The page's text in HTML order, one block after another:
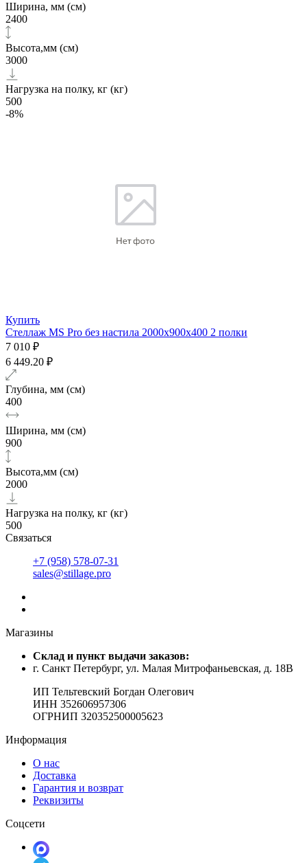
Ширина, мм (см)
2400
Высота,мм (см)
3000
Нагрузка на полку, кг (кг)
500
-8%
Купить
Стеллаж MS Pro без настила 2000х900x400 2 полки
7 010 ₽
6 449.20 ₽
Глубина, мм (см)
400
Ширина, мм (см)
900
Высота,мм (см)
2000
Нагрузка на полку, кг (кг)
500
Связаться
+7 (958) 578-07-31
sales@stillage.pro
Магазины
Cклад и пункт выдачи заказов:
г. Санкт Петербург, ул. Малая Митрофаньевская, д. 18В
ИП Тельтевский Богдан Олегович
ИНН 352606957306
ОГРНИП 320352500005623
Информация
О нас
Доставка
Гарантия и возврат
Реквизиты
Соцсети